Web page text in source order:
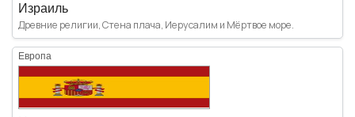
Израиль
Древние религии, Стена плача, Иерусалим и Мёртвое море.
Европа